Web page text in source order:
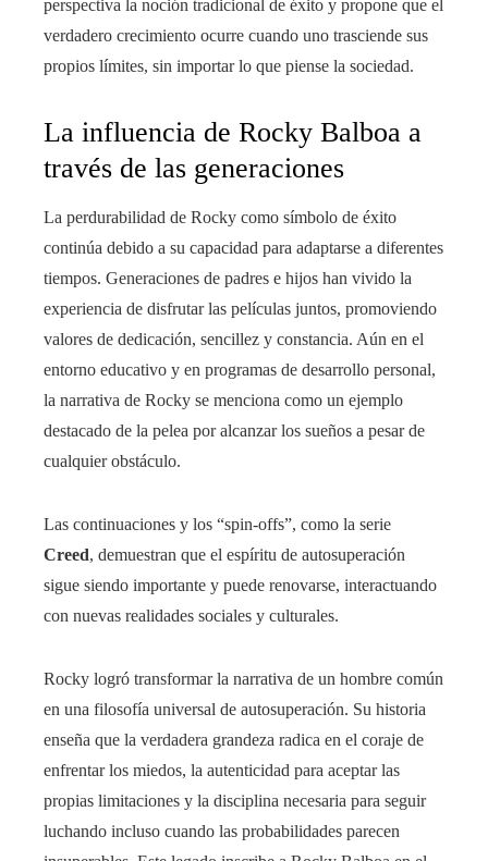
perspectiva la noción tradicional de éxito y propone que el
verdadero crecimiento ocurre cuando uno trasciende sus
propios límites, sin importar lo que piense la sociedad.
La influencia de Rocky Balboa a
través de las generaciones
La perdurabilidad de Rocky como símbolo de éxito
continúa debido a su capacidad para adaptarse a diferentes
tiempos. Generaciones de padres e hijos han vivido la
experiencia de disfrutar las películas juntos, promoviendo
valores de dedicación, sencillez y constancia. Aún en el
entorno educativo y en programas de desarrollo personal,
la narrativa de Rocky se menciona como un ejemplo
destacado de la pelea por alcanzar los sueños a pesar de
cualquier obstáculo.
Las continuaciones y los “spin-offs”, como la serie
Creed, demuestran que el espíritu de autosuperación
sigue siendo importante y puede renovarse, interactuando
con nuevas realidades sociales y culturales.
Rocky logró transformar la narrativa de un hombre común
en una filosofía universal de autosuperación. Su historia
enseña que la verdadera grandeza radica en el coraje de
enfrentar los miedos, la autenticidad para aceptar las
propias limitaciones y la disciplina necesaria para seguir
luchando incluso cuando las probabilidades parecen